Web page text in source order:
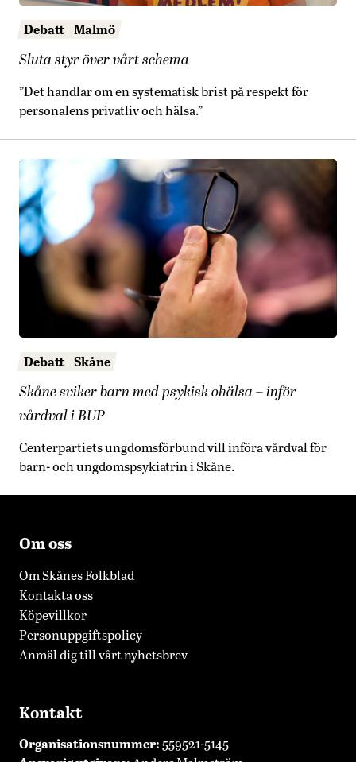
Debatt Malmö
Sluta styr över vårt schema
”Det handlar om en systematisk brist på respekt för
personalens privatliv och hälsa.”
Debatt Skåne
Skåne sviker barn med psykisk ohälsa – inför
vårdval i BUP
Centerpartiets ungdomsförbund vill införa vårdval för
barn- och ungdomspsykiatrin i Skåne.
Om oss
Om Skånes Folkblad
Kontakta oss
Köpevillkor
Personuppgiftspolicy
Anmäl dig till vårt nyhetsbrev
Kontakt
Organisationsnummer: 559521-5145